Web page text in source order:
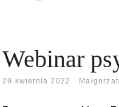
Webinar
29 kwietnia 2022